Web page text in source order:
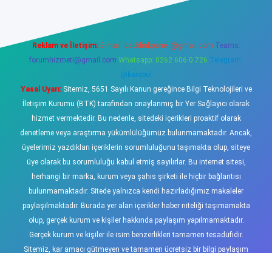
Reklam ve İletişim: E-mail: backlinkpaneli@gmail.com Teams:
forumhizmeti@gmail.com Whatsapp: 0262 606 0 726 Telegram:
@karabul
Yasal Uyarı:Sitemiz, 5651 Sayılı Kanun gereğince Bilgi Teknolojileri ve
İletişim Kurumu (BTK) tarafından onaylanmış bir Yer Sağlayıcı olarak
hizmet vermektedir. Bu nedenle, sitedeki içerikleri proaktif olarak
denetleme veya araştırma yükümlülüğümüz bulunmamaktadır. Ancak,
üyelerimiz yazdıkları içeriklerin sorumluluğunu taşımakta olup, siteye
üye olarak bu sorumluluğu kabul etmiş sayılırlar. Bu internet sitesi,
herhangi bir marka, kurum veya şahıs şirketi ile hiçbir bağlantısı
bulunmamaktadır. Sitede yalnızca kendi hazırladığımız makaleler
paylaşılmaktadır. Burada yer alan içerikler haber niteliği taşımamakta
olup, gerçek kurum ve kişiler hakkında paylaşım yapılmamaktadır.
Gerçek kurum ve kişiler ile isim benzerlikleri tamamen tesadüfidir.
Sitemiz, kar amacı gütmeyen ve tamamen ücretsiz bir bilgi paylaşım